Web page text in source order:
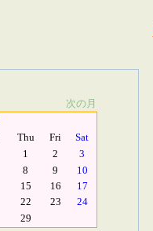
次の月
Thu Fri
Sat
1
2
3
8 9
10
15 16
17
22 23
24
29